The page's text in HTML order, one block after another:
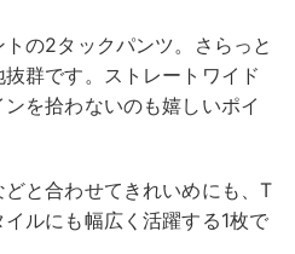
の2タックパンツ。さらっと
群です。ストレートワイド
を拾わないのも嬉しいポイ
と合わせてきれいめにも、T
ルにも幅広く活躍する1枚で